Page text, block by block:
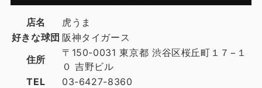
店名
虎うま
好きな球団 阪神タイガース
住所
〒150-0031 東京都 渋谷区桜丘町１７−１
０ 吉野ビル
TEL
03-6427-8360